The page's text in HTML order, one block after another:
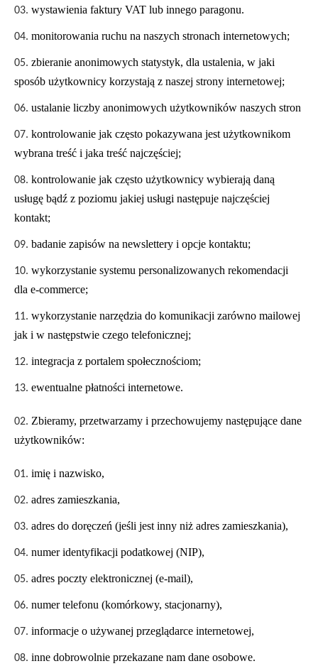
wystawienia faktury VAT lub innego paragonu.
monitorowania ruchu na naszych stronach internetowych;
zbieranie anonimowych statystyk, dla ustalenia, w jaki
sposób użytkownicy korzystają z naszej strony internetowej;
ustalanie liczby anonimowych użytkowników naszych stron
kontrolowanie jak często pokazywana jest użytkownikom
wybrana treść i jaka treść najczęściej;
kontrolowanie jak często użytkownicy wybierają daną
usługę bądź z poziomu jakiej usługi następuje najczęściej
kontakt;
badanie zapisów na newslettery i opcje kontaktu;
wykorzystanie systemu personalizowanych rekomendacji
dla e-commerce;
wykorzystanie narzędzia do komunikacji zarówno mailowej
jak i w następstwie czego telefonicznej;
integracja z portalem społecznościom;
ewentualne płatności internetowe.
Zbieramy, przetwarzamy i przechowujemy następujące dane
użytkowników:
imię i nazwisko,
adres zamieszkania,
adres do doręczeń (jeśli jest inny niż adres zamieszkania),
numer identyfikacji podatkowej (NIP),
adres poczty elektronicznej (e-mail),
numer telefonu (komórkowy, stacjonarny),
informacje o używanej przeglądarce internetowej,
inne dobrowolnie przekazane nam dane osobowe.